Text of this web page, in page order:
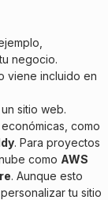
negocio.
viene incluido en
sitio web.
como
. Para proyectos
como AWS
. Aunque esto
tu sitio